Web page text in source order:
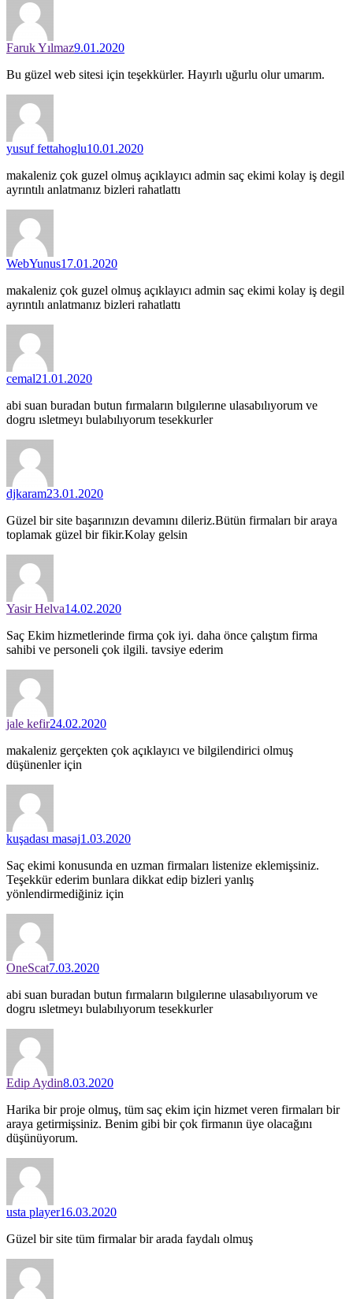
Faruk Yılmaz9.01.2020
Bu güzel web sitesi için teşekkürler. Hayırlı uğurlu olur umarım.
yusuf fettahoglu10.01.2020
makaleniz çok guzel olmuş açıklayıcı admin saç ekimi kolay iş degil
ayrıntılı anlatmanız bizleri rahatlattı
WebYunus17.01.2020
makaleniz çok guzel olmuş açıklayıcı admin saç ekimi kolay iş degil
ayrıntılı anlatmanız bizleri rahatlattı
cemal21.01.2020
abi suan buradan butun fırmaların bılgılerıne ulasabılıyorum ve
dogru ısletmeyı bulabılıyorum tesekkurler
djkaram23.01.2020
Güzel bir site başarınızın devamını dileriz.Bütün firmaları bir araya
toplamak güzel bir fikir.Kolay gelsin
Yasir Helva14.02.2020
Saç Ekim hizmetlerinde firma çok iyi. daha önce çalıştım firma
sahibi ve personeli çok ilgili. tavsiye ederim
jale kefir24.02.2020
makaleniz gerçekten çok açıklayıcı ve bilgilendirici olmuş
düşünenler için
kuşadası masaj1.03.2020
Saç ekimi konusunda en uzman firmaları listenize eklemişsiniz.
Teşekkür ederim bunlara dikkat edip bizleri yanlış
yönlendirmediğiniz için
OneScat7.03.2020
abi suan buradan butun fırmaların bılgılerıne ulasabılıyorum ve
dogru ısletmeyı bulabılıyorum tesekkurler
Edip Aydin8.03.2020
Harika bir proje olmuş, tüm saç ekim için hizmet veren firmaları bir
araya getirmişsiniz. Benim gibi bir çok firmanın üye olacağını
düşünüyorum.
usta player16.03.2020
Güzel bir site tüm firmalar bir arada faydalı olmuş